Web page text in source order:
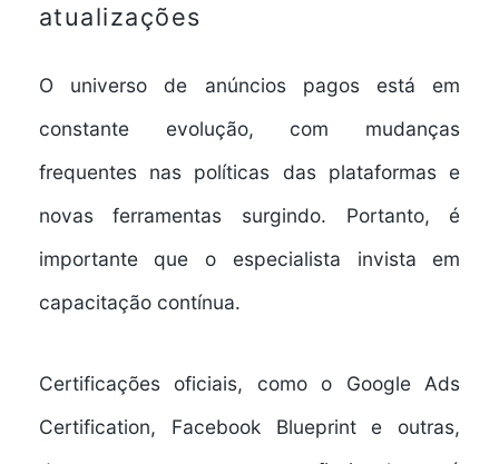
atualizações
O universo de anúncios pagos está em
constante evolução, com mudanças
frequentes nas políticas das plataformas e
novas ferramentas surgindo. Portanto, é
importante que o especialista invista em
capacitação contínua.
Certificações oficiais, como o Google Ads
Certification, Facebook Blueprint e outras,